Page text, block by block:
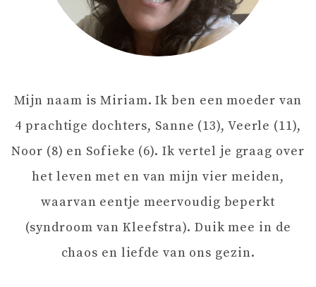
G
A
Mijn naam is Miriam. Ik ben een moeder van
4 prachtige dochters, Sanne (13), Veerle (11),
Noor (8) en Sofieke (6). Ik vertel je graag over
het leven met en van mijn vier meiden,
waarvan eentje meervoudig beperkt
(syndroom van Kleefstra). Duik mee in de
chaos en liefde van ons gezin.